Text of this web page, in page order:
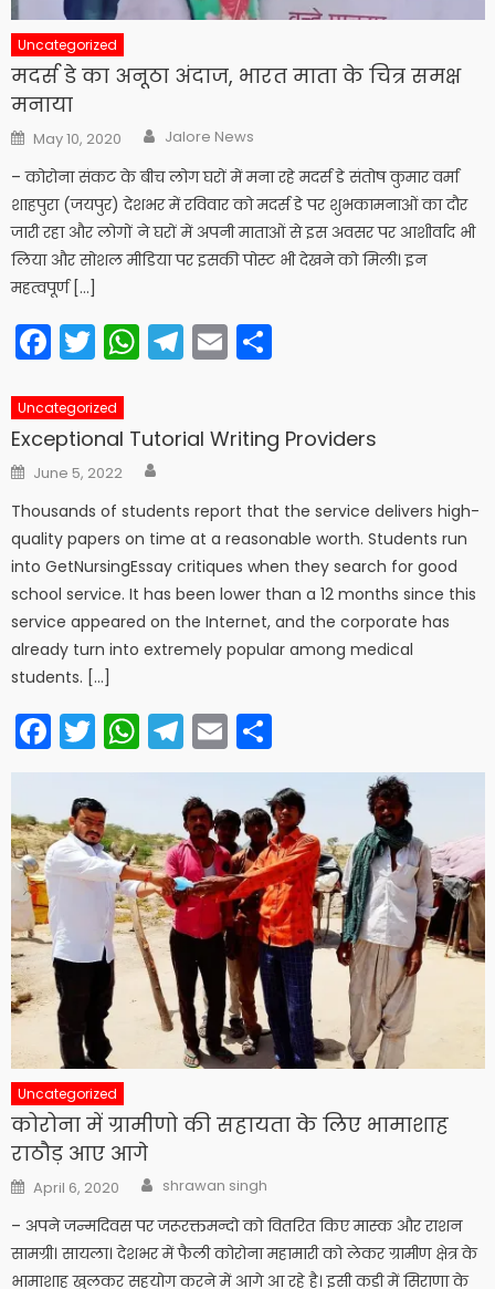
Uncategorized
मदर्स डे का अनूठा अंदाज, भारत माता के चित्र समक्ष
मनाया
Posted
on
May 10, 2020 Author
Jalore News
– कोरोना संकट के बीच लोग घरों में मना रहे मदर्स डे संतोष कुमार वर्मा
शाहपुरा (जयपुर) देशभर में रविवार को मदर्स डे पर शुभकामनाओं का दौर
जारी रहा और लोगों ने घरों में अपनी माताओं से इस अवसर पर आशीर्वाद भी
लिया और सोशल मीडिया पर इसकी पोस्ट भी देखने को मिली। इन
महत्वपूर्ण […]
Facebook
Twitter
WhatsApp
Telegram
Email
Uncategorized
Exceptional Tutorial Writing Providers
Posted
on
June 5, 2022
Thousands of students report that the service delivers high-
quality papers on time at a reasonable worth. Students run
into GetNursingEssay critiques when they search for good
school service. It has been lower than a 12 months since this
service appeared on the Internet, and the corporate has
already turn into extremely popular among medical
students. […]
Facebook
Twitter
WhatsApp
Telegram
Email
Uncategorized
कोरोना में ग्रामीणो की सहायता के लिए भामाशाह
राठौड़ आए आगे
Posted
on
April 6, 2020 Author
shrawan singh
– अपने जन्मदिवस पर जरूरक्तमन्दो को वितरित किए मास्क और राशन
सामग्री। सायला। देशभर में फैली कोरोना महामारी को लेकर ग्रामीण क्षेत्र के
भामाशाह खुलकर सहयोग करने में आगे आ रहे है। इसी कड़ी में सिराणा के